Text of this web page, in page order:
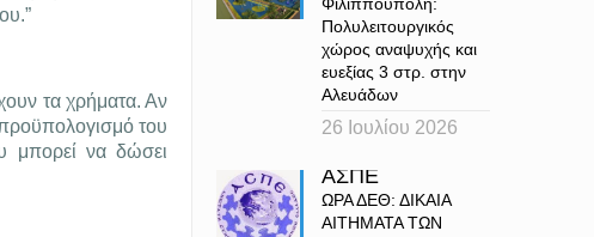
τα χρήματα. Αν
του
μπορεί να δώσει
Πολυλειτουργικός
χώρος αναψυχής και
ευεξίας 3 στρ. στην
Αλευάδων
26 Ιουλίου 2026
ΑΣΠΕ
ΩΡΑ ΔΕΘ: ΔΙΚΑΙΑ
ΑΙΤΗΜΑΤΑ ΤΩΝ